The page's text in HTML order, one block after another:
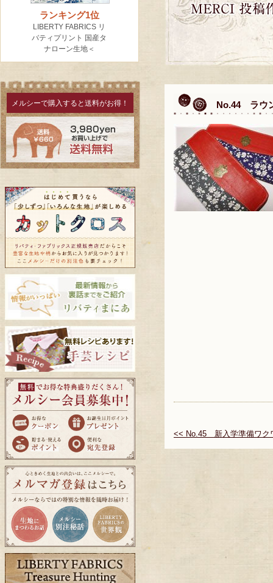
メルシーで購入すると送料がお得！ No.44 ラウ
<< No.45 新入学準備ワク